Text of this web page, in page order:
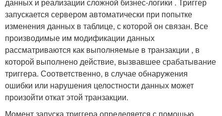
данных и реализации сложной бизнес-логики . Триггер
запускается сервером автоматически при попытке
изменения данных в таблице, с которой он связан. Все
производимые им модификации данных
рассматриваются как выполняемые в транзакции , в
которой выполнено действие, вызвавшее срабатывание
триггера. Соответственно, в случае обнаружения
ошибки или нарушения целостности данных может
произойти откат этой транзакции.